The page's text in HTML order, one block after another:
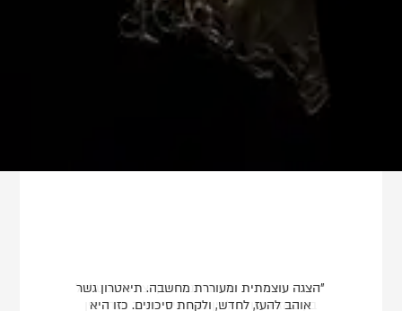
"הצגה עוצמתית ומעוררת מחשבה. תיאטרון גשר
אוהב להעז, לחדש, ולקחת סיכונים. כזו היא